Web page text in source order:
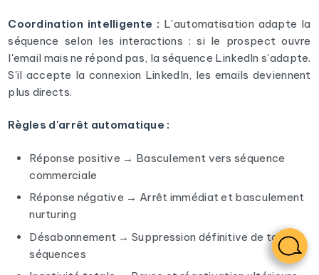
Coordination intelligente : L'automatisation adapte la
séquence selon les interactions : si le prospect ouvre
l'email mais ne répond pas, la séquence LinkedIn s'adapte.
S'il accepte la connexion LinkedIn, les emails deviennent
plus directs.
Règles d'arrêt automatique :
Réponse positive → Basculement vers séquence
commerciale
Réponse négative → Arrêt immédiat et basculement
nurturing
Désabonnement → Suppression définitive de toutes
séquences